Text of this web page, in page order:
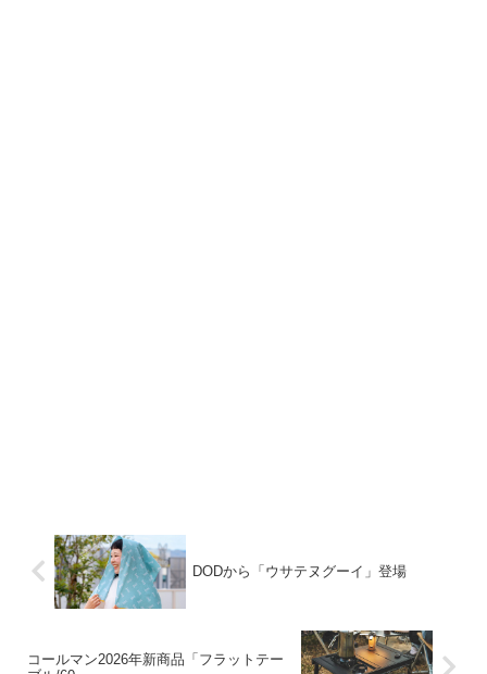
DODから「ウサテヌグーイ」登場
コールマン2026年新商品「フラットテー